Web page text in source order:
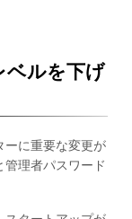
ベルを下げ
ーに重要な変更が
理者パスワード